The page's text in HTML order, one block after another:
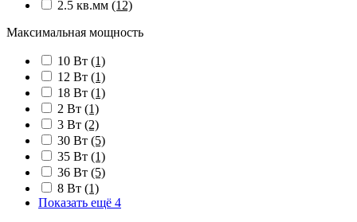
2.5 кв.мм (12)
Максимальная мощность
10 Вт (1)
12 Вт (1)
18 Вт (1)
2 Вт (1)
3 Вт (2)
30 Вт (5)
35 Вт (1)
36 Вт (5)
8 Вт (1)
Показать ещё 4